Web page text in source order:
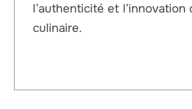
l’authenticité et l’innovation
culinaire.